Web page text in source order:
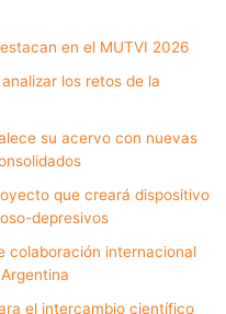
en el MUTVI 2026
los retos de la
su acervo con nuevas
que creará dispositivo
depresivos
colaboración internacional
el intercambio científico